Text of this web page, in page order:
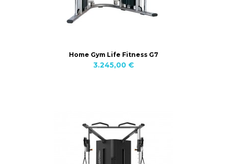
Home Gym Life Fitness G7
3.245,00 €